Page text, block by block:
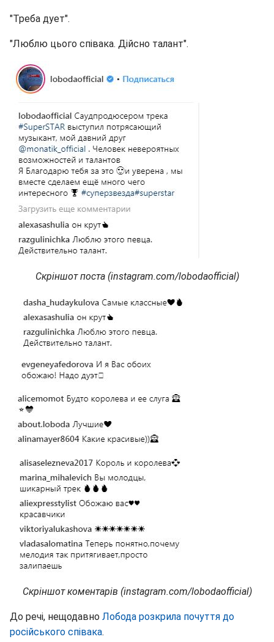
"Треба дует".
"Люблю цього співака. Дійсно талант".
Скріншот поста (instagram.com/lobodaofficial)
Скріншот коментарів (instagram.com/lobodaofficial)
До речі, нещодавно Лобода розкрила почуття до
російського співака.